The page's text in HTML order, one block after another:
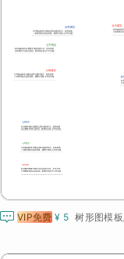
 VIP免费 ¥ 5